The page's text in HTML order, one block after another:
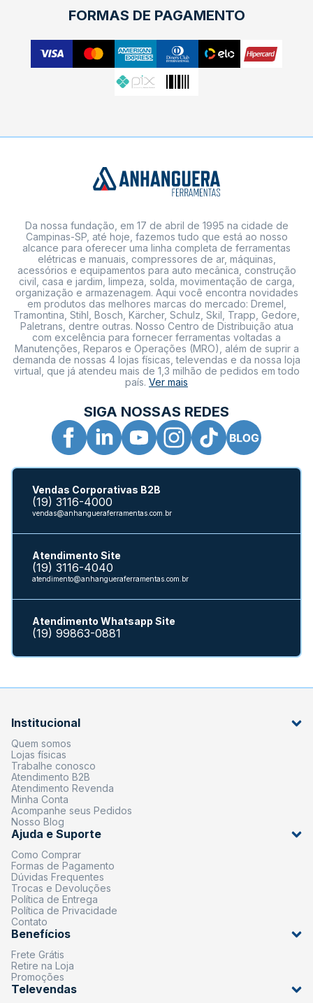
FORMAS DE PAGAMENTO
Da nossa fundação, em 17 de abril de 1995 na cidade de
Campinas-SP, até hoje, fazemos tudo que está ao nosso
alcance para oferecer uma linha completa de ferramentas
elétricas e manuais, compressores de ar, máquinas,
acessórios e equipamentos para auto mecânica, construção
civil, casa e jardim, limpeza, solda, movimentação de carga,
organização e armazenagem. Aqui você encontra novidades
em produtos das melhores marcas do mercado: Dremel,
Tramontina, Stihl, Bosch, Kärcher, Schulz, Skil, Trapp, Gedore,
Paletrans, dentre outras. Nosso Centro de Distribuição atua
com excelência para fornecer ferramentas voltadas a
Manutenções, Reparos e Operações (MRO), além de suprir a
demanda de nossas 4 lojas físicas, televendas e da nossa loja
virtual, que já atendeu mais de 1,3 milhão de pedidos em todo
país. Ver mais
SIGA NOSSAS REDES
Vendas Corporativas B2B
(19) 3116-4000
vendas@anhangueraferramentas.com.br
Atendimento Site
(19) 3116-4040
atendimento@anhangueraferramentas.com.br
Atendimento Whatsapp Site
(19) 99863-0881
Institucional
Quem somos
Lojas físicas
Trabalhe conosco
Atendimento B2B
Atendimento Revenda
Minha Conta
Acompanhe seus Pedidos
Nosso Blog
Ajuda e Suporte
Como Comprar
Formas de Pagamento
Dúvidas Frequentes
Trocas e Devoluções
Política de Entrega
Política de Privacidade
Contato
Benefícios
Frete Grátis
Retire na Loja
Promoções
Televendas